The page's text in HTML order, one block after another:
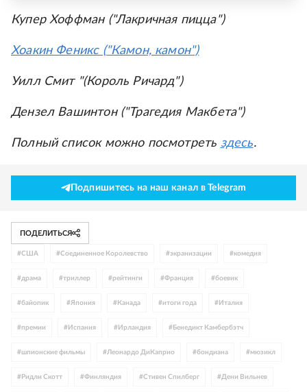
Купер Хоффман ("Лакричная пицца")
Хоакин Феникс ("Камон, камон")
Уилл Смит "(Король Ричард")
Дензел Вашинтон ("Трагедия Макбета")
Полный список можно посмотреть здесь.
Подпишитесь на наш канал в Telegram
ПОДЕЛИТЬСЯ
#США #Соединенное Королевство #экранизации #комедия
#драма #триллер #рейтинги #Франция #боевик
#байопик #Япония # Канада #итоги года # Италия
#премии # Испания # Ирландия # Бенедикт Камбербэтч
#шпионские фильмы #Леонардо ДиКаприо #бондиана #мюзикл
# Ридли Скотт #Финляндия #Стивен Спилберг #Дени Вильнев